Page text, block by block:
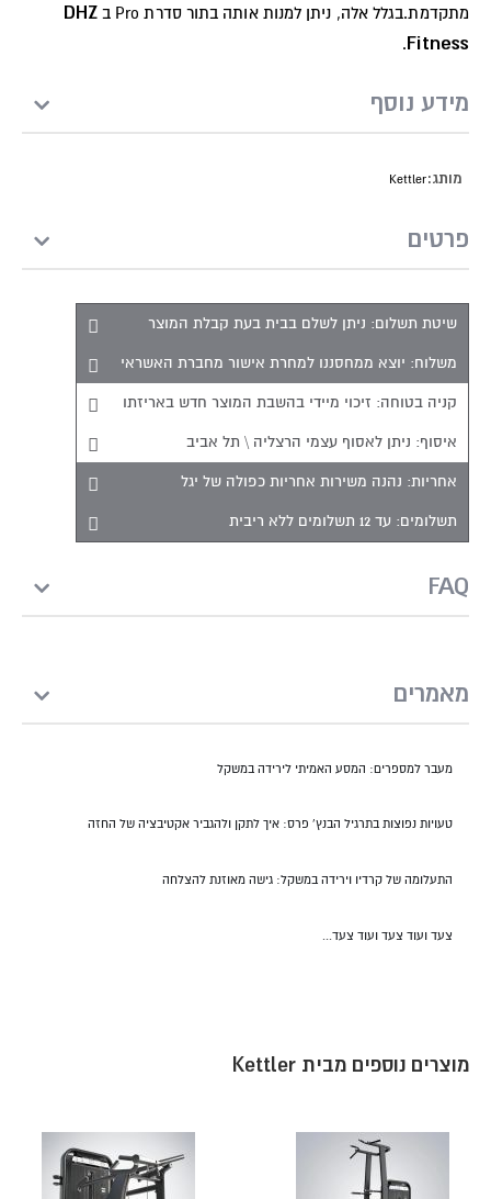
מתקדמת.בגלל אלה, ניתן למנות אותה בתור סדרת Pro ב
DHZ
Fitness
.
מידע נוסף
מידע
Kettler
פרטים
שיטת תשלום: ניתן לשלם בבית בעת קבלת המוצר
משלוח: יוצא ממחסננו למחרת אישור מחברת האשראי
קניה בטוחה: זיכוי מיידי בהשבת המוצר חדש באריזתו
איסוף: ניתן לאסוף עצמי הרצליה \ תל אביב
אחריות: נהנה משירות אחריות כפולה של יגל
תשלומים: עד 12 תשלומים ללא ריבית
FAQ
מאמרים
מעבר למספרים: המסע האמיתי לירידה במשקל
טעויות נפוצות בתרגיל הבנץ' פרס: איך לתקן ולהגביר אקטיבציה של החזה
התעלומה של קרדיו וירידה במשקל: גישה מאוזנת להצלחה
צעד ועוד צעד ועוד צעד...
מוצרים נוספים מבית Kettler